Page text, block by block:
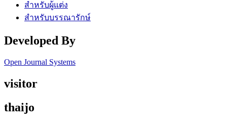
สำหรับผู้แต่ง
สำหรับบรรณารักษ์
Developed By
Open Journal Systems
visitor
thaijo